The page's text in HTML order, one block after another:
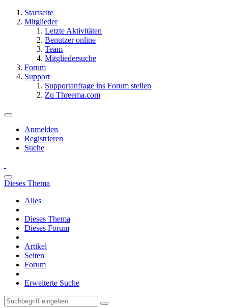
Startseite
Mitglieder
Letzte Aktivitäten
Benutzer online
Team
Mitgliedersuche
Forum
Support
Supportanfrage ins Forum stellen
Zu Threema.com
Anmelden
Registrieren
Suche
Dieses Thema
Alles
Dieses Thema
Dieses Forum
Artikel
Seiten
Forum
Erweiterte Suche